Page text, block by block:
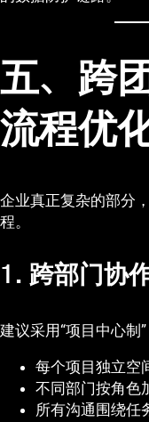
五、跨
流程优
企业真正复杂的部分
程。
1. 跨部门协
建议采用“项目中心制”
每个项目独立空
不同部门按角色
所有沟通围绕任